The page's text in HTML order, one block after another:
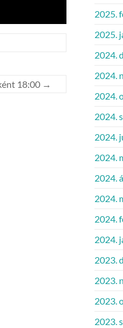
18:00 →
2025.
2025.
2024.
2024.
2024.
2024.
2024.
2024.
2024.
2024.
2024.
2024.
2023.
2023.
2023.
2023.